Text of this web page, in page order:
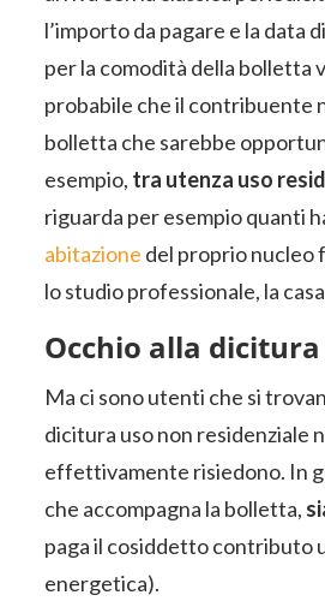
l’importo da pagare e la data
per la comodità della bolletta
probabile che il contribuente
bolletta che sarebbe
esempio, tra utenza uso
riguarda per esempio quanti
abitazione del proprio nucleo
lo studio professionale, la
Occhio alla
Ma ci sono utenti che si
dicitura uso non residenziale
effettivamente risiedono. In
che accompagna la bolletta,
paga il cosiddetto contributo
energetica).